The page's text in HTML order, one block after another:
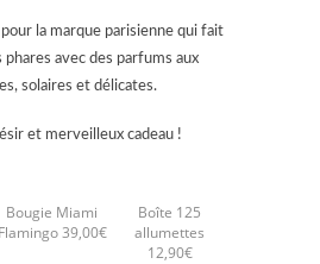
la marque parisienne qui fait
phares avec des parfums aux
solaires et délicates.
et merveilleux cadeau !
Bougie Miami
Flamingo 39,00€
Boîte 125
allumettes
12,90€